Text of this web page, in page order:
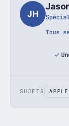
JH
Tous
SUJETS APPLE